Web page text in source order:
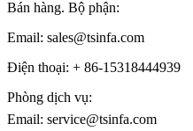
Bán hàng. Bộ phận:
Email: sales@tsinfa.com
Điện thoại: + 86-15318444939
Phòng dịch vụ:
Email: service@tsinfa.com